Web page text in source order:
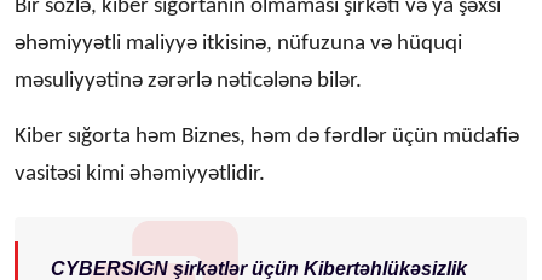
Bir sözlə, kiber sığortanın olmaması şirkəti və ya şəxsi
əhəmiyyətli maliyyə itkisinə, nüfuzuna və hüquqi
məsuliyyətinə zərərlə nəticələnə bilər.
Kiber sığorta həm Biznes, həm də fərdlər üçün müdafiə
vasitəsi kimi əhəmiyyətlidir.
CYBERSIGN şirkətlər üçün Kibertəhlükəsizlik